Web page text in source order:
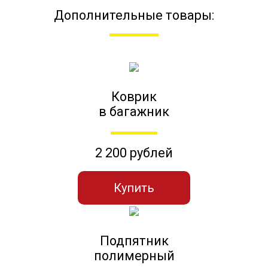
Дополнительные товары:
Коврик
в багажник
2 200 рублей
Купить
Подпятник
полимерный